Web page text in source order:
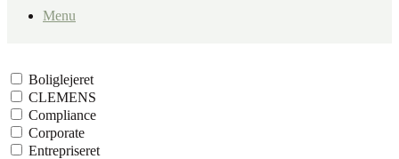
Menu
Boliglejeret
CLEMENS
Compliance
Corporate
Entrepriseret